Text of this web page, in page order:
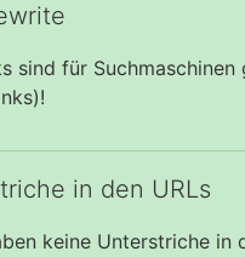
sind für Suchmaschinen
in den URLs
keine Unterstriche in